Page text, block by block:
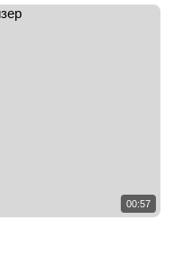
00:57